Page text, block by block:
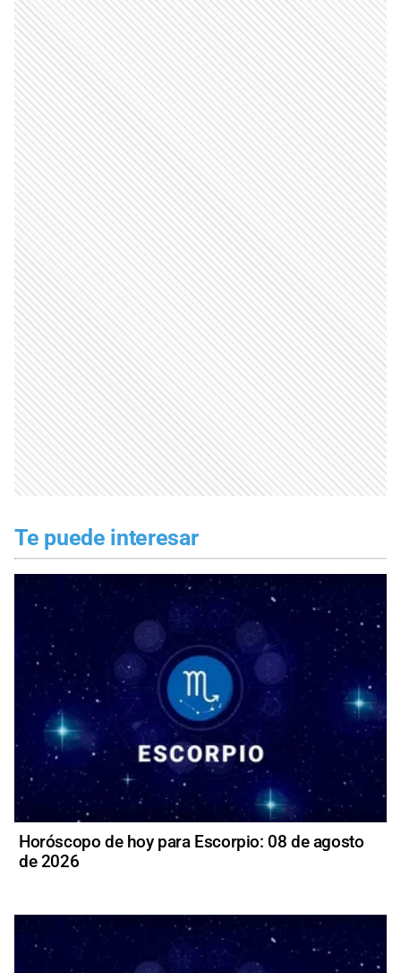
Te puede interesar
Horóscopo de hoy para Escorpio: 08 de agosto
de 2026